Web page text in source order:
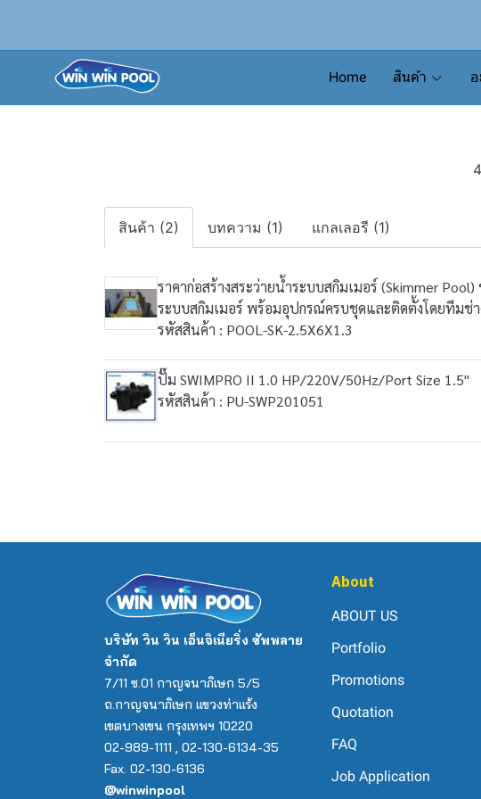
Home สินค้า
สินค้า (2) บทความ (1) แกลเลอรี (1)
ราคาก่อสร้างสระว่ายน้ำระบบสกิมเมอร์ (Skimmer
ระบบสกิมเมอร์ พร้อมอุปกรณ์ครบชุดและติดตั้งโดยทีมช่
รหัสสินค้า : POOL-SK-2.5X6X1.3
ปั๊ม SWIMPRO II 1.0 HP/220V/50Hz/Port Size 1.5"
รหัสสินค้า : PU-SWP201051
บริษัท วิน วิน เอ็นจิเนียริ่ง ซัพพลาย
จำกัด
7/11 ซ.01 กาญจนาภิเษก 5/5
ถ.กาญจนาภิเษก แขวงท่าแร้ง
เขตบางเขน กรุงเทพฯ 10220
02-989-1111 , 02-130-6134-35
Fax. 02-130-6136
@winwinpool
About
ABOUT US
Portfolio
Promotions
Quotation
FAQ
Job Application